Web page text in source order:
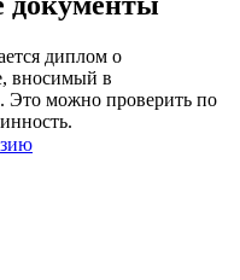
диплом о
вносимый в
можно проверить по